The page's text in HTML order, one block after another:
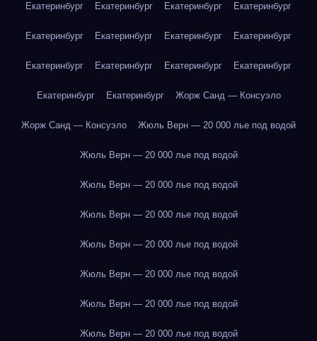
Екатеринбург Екатеринбург Екатеринбург Екатеринбург
Екатеринбург Екатеринбург Екатеринбург Екатеринбург
Екатеринбург Екатеринбург Екатеринбург Екатеринбург
Екатеринбург Екатеринбург Жорж Санд — Консуэло
Жорж Санд — Консуэло Жюль Верн — 20 000 лье под водой
Жюль Верн — 20 000 лье под водой
Жюль Верн — 20 000 лье под водой
Жюль Верн — 20 000 лье под водой
Жюль Верн — 20 000 лье под водой
Жюль Верн — 20 000 лье под водой
Жюль Верн — 20 000 лье под водой
Жюль Верн — 20 000 лье под водой